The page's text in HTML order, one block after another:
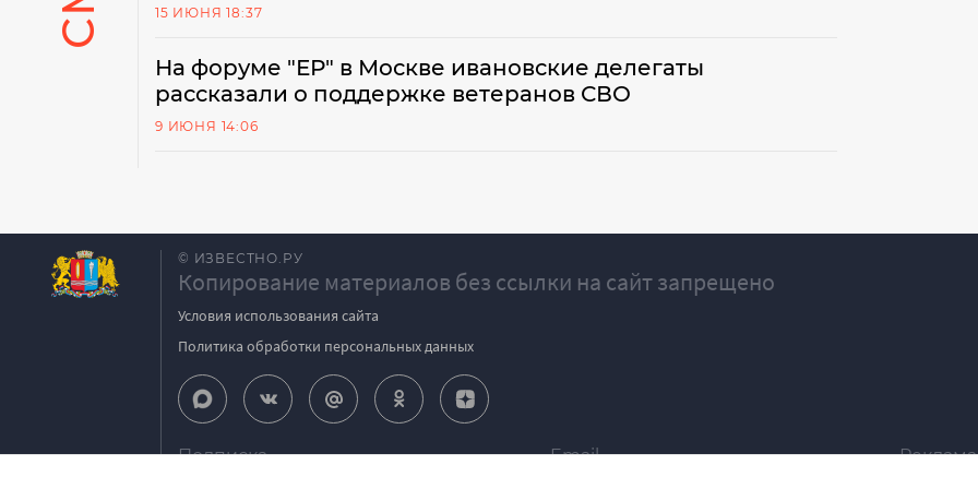
15 ИЮНЯ 18:37
На форуме "ЕР" в Москве ивановские делегаты
рассказали о поддержке ветеранов СВО
9 ИЮНЯ 14:06
© ИЗВЕСТНО.РУ
Копирование материалов без ссылки на сайт запрещено
Условия использования сайта
Политика обработки персональных данных
Подписка
Email
Реклама